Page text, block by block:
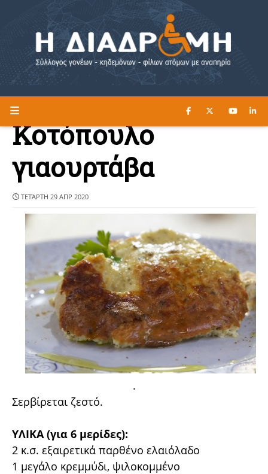
Η ΔΙΑΔΡΟΜΗ ΔΙΑΒΑΣΤΕ ΕΔΩ ►
Κοτόπουλο
γιαουρτάβα
ΤΕΤΆΡΤΗ 29 ΑΠΡ 2020
.
Σερβίρεται ζεστό.
ΥΛΙΚΑ (για 6 μερίδες):
2 κ.σ. εξαιρετικά παρθένο ελαιόλαδο
1 μεγάλο κρεμμύδι, ψιλοκομμένο